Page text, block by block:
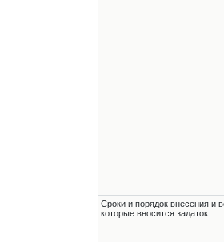
Сроки и порядок внесения и
которые вносится задаток